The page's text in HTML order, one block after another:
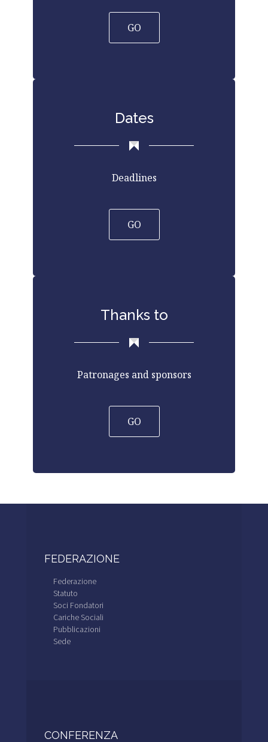
GO
Dates
Deadlines
GO
Thanks to
Patronages and sponsors
GO
FEDERAZIONE
Federazione
Statuto
Soci Fondatori
Cariche Sociali
Pubblicazioni
Sede
CONFERENZA